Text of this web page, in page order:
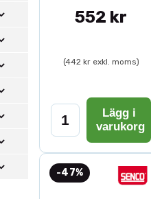
552 kr
(442 kr exkl. moms)
Lägg i
varukorg
-47%